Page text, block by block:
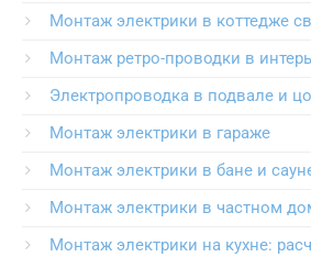
Монтаж электрики в коттедже
Монтаж ретро-проводки в
Электропроводка в подвале и
Монтаж электрики в гараже
Монтаж электрики в бане и
Монтаж электрики в частном
Монтаж электрики на кухне: